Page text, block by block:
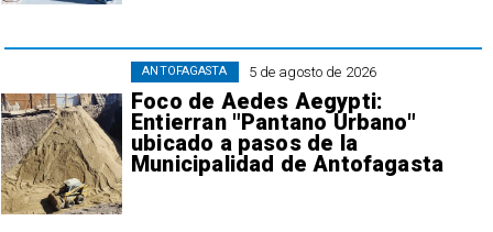
5 de agosto de 2026
Foco de Aedes Aegypti:
Entierran "Pantano Urbano"
ubicado a pasos de la
Municipalidad de Antofagasta
ANTOFAGASTA